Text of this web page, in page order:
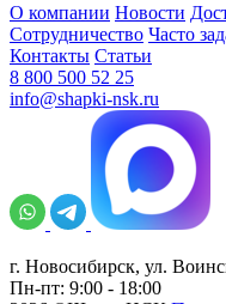
О компании Новости
Сотрудничество Часто
Контакты Статьи
8 800 500 52 25
info@shapki-nsk.ru
г. Новосибирск, ул.
Пн-пт: 9:00 - 18:00